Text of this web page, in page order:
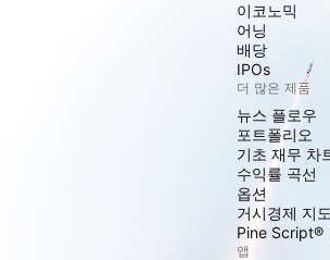
이코노믹
어닝
배당
IPOs
더 많은 제품
뉴스 플로우
포트폴리오
기초 재무 차
수익률 곡선
옵션
거시경제 지
Pine Script®
앱